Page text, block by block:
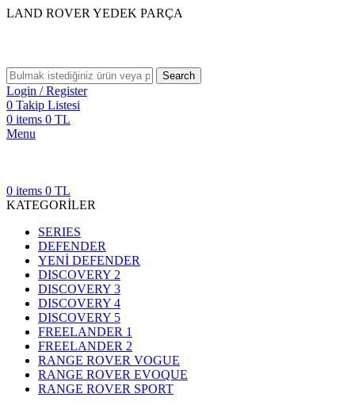
LAND ROVER YEDEK PARÇA
Search
Login / Register
0 Takip Listesi
0 items 0 TL
Menu
0 items 0 TL
KATEGORİLER
SERIES
DEFENDER
YENİ DEFENDER
DISCOVERY 2
DISCOVERY 3
DISCOVERY 4
DISCOVERY 5
FREELANDER 1
FREELANDER 2
RANGE ROVER VOGUE
RANGE ROVER EVOQUE
RANGE ROVER SPORT